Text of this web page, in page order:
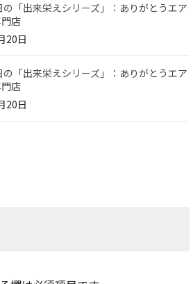
の「出来栄えシリーズ」：ありがとうエア
店
20日
の「出来栄えシリーズ」：ありがとうエア
店
20日